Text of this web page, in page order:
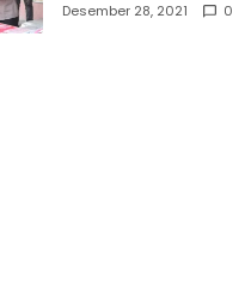
Desember 28, 2021 0